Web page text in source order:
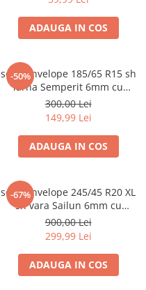
ADAUGA IN COS
-50%
set 2 anvelope 185/65 R15 sh
iarna Semperit 6mm cu
garantie
300,00 Lei
149,99 Lei
ADAUGA IN COS
-67%
set 2 anvelope 245/45 R20 XL
sh vara Sailun 6mm cu
garantie
900,00 Lei
299,99 Lei
ADAUGA IN COS